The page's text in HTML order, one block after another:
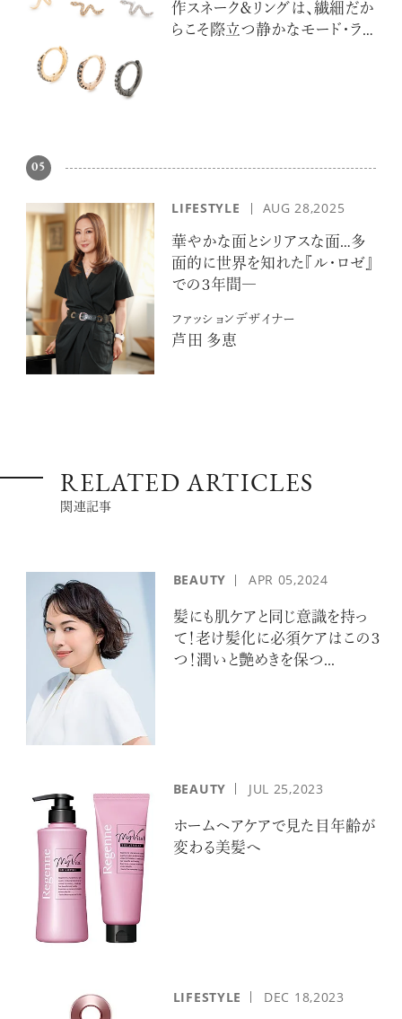
作スネーク＆リングは、繊細だか
らこそ際立つ静かなモード・ラ
05
LIFESTYLE AUG 28,2025
華やかな面とシリアスな面…多
面的に世界を知れた『ル・ロゼ』
での３年間―
ファッションデザイナー
芦田 多恵
RELATED ARTICLES
関連記事
BEAUTY APR 05,2024
髪にも肌ケアと同じ意識を持っ
て！老け髪化に必須ケアはこの３
つ！潤いと艶めきを保つ...
BEAUTY JUL 25,2023
ホームヘアケアで見た目年齢が
変わる美髪へ
LIFESTYLE DEC 18,2023